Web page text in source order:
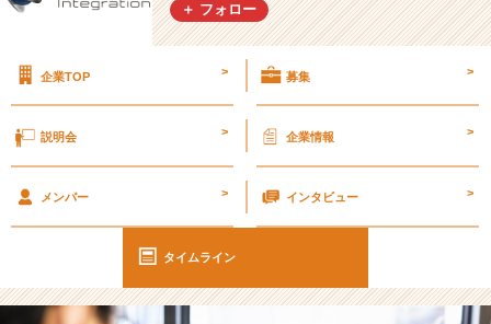
い
ど
人？
社
Z
E
＋ フォロー
企業TOP > 募集 >
説明会 > 企業情報 >
メンバー > インタビュー >
タイムライン